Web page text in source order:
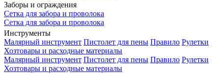
Заборы и ограждения
Сетка для забора и проволока
Сетка для забора и проволока
Инструменты
Малярный инструмент Пистолет для пены Правило Рулетки
Хозтовары и расходные материалы
Малярный инструмент Пистолет для пены Правило Рулетки
Хозтовары и расходные материалы